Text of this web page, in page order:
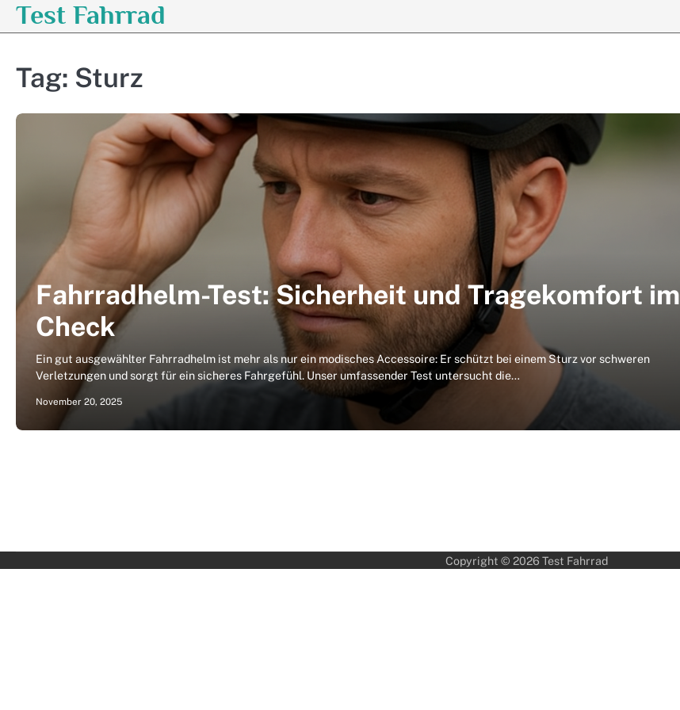
SkipTest Fahrrad
Tag: Sturz
Fahrradhelm-Test: Sicherheit und Tragekomfort im
Check
Ein gut ausgewählter Fahrradhelm ist mehr als nur ein modisches Accessoire: Er schützt bei einem Sturz vor schweren
Verletzungen und sorgt für ein sicheres Fahrgefühl. Unser umfassender Test untersucht die…
November 20, 2025
Copyright © 2026 Test Fahrrad